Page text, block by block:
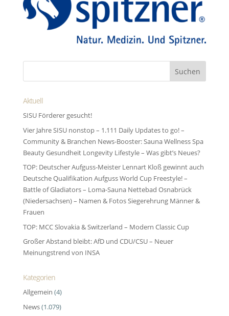
Aktuell
SISU Förderer gesucht!
Vier Jahre SISU nonstop – 1.111 Daily Updates to go! –
Community & Branchen News-Booster: Sauna Wellness Spa
Beauty Gesundheit Longevity Lifestyle – Was gibt’s Neues?
TOP: Deutscher Aufguss-Meister Lennart Kloß gewinnt auch
Deutsche Qualifikation Aufguss World Cup Freestyle! –
Battle of Gladiators – Loma-Sauna Nettebad Osnabrück
(Niedersachsen) – Namen & Fotos Siegerehrung Männer &
Frauen
TOP: MCC Slovakia & Switzerland – Modern Classic Cup
Großer Abstand bleibt: AfD und CDU/CSU – Neuer
Meinungstrend von INSA
Kategorien
Allgemein (4)
News(1.079)